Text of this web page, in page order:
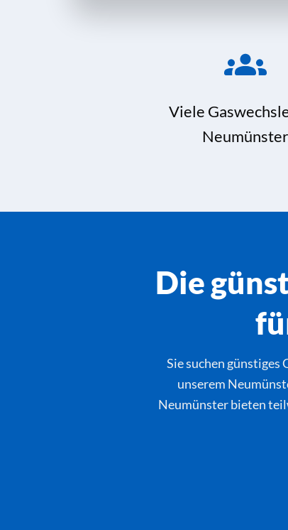
Viele
Neumünster
Die
Sie suchen günstiges
unserem
Neumünster bieten